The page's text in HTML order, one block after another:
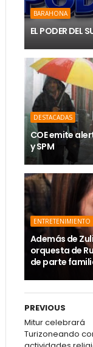
BARAHONA
EL PODER DEL
DESTACADAS
COE emite
y SPM
ENTRETENIMIENTO
Además de
orquesta de
de parte
PREVIOUS
Mitur celebrará
Turizoneando